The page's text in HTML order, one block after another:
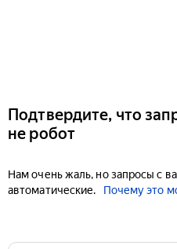
Подтвердите, что
не робот
Нам очень жаль, но запросы с
автоматические.
Почему это